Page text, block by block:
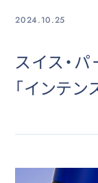
2024.10.25
スイス・
「インテ